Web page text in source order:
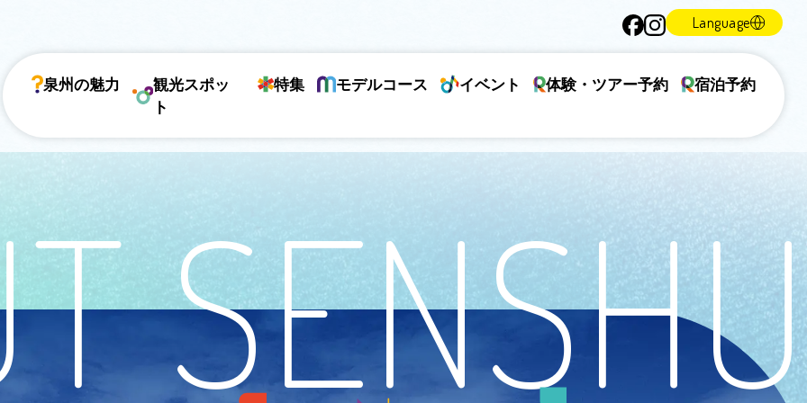
Language
泉州の魅力
観光スポッ
ト
特集 モデルコース イベント 体験・ツアー予約 宿泊予約